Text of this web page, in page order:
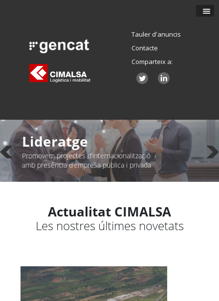
Tauler d'anuncis
Contacte
Comparteix a:
Lideratge
Promovem projectes d’internacionalització
amb presència d’empresa pública i privada
Actualitat CIMALSA
Les nostres últimes novetats